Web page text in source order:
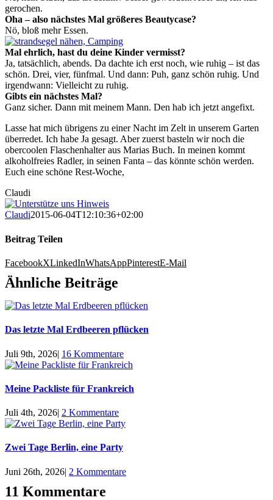
gerochen.
Oha – also nächstes Mal größeres Beautycase?
Nö, bloß mehr Essen.
Mal ehrlich, hast du deine Kinder vermisst?
Ja, tatsächlich, abends. Da dachte ich erst noch, wie ruhig – ist das
schön. Drei, vier, fünfmal. Und dann: Puh, ganz schön ruhig. Und
irgendwann: Vielleicht zu ruhig.
Gibts ein nächstes Mal?
Ganz sicher. Dann mit meinem Mann. Den hab ich jetzt angefixt.
Lasse hat mich übrigens zu einer Nacht im Zelt in unserem Garten
überredet. Ich habe Ja gesagt. Aber zuerst basteln wir noch die
obercoolen Flaschenhalter aus Marias Buch. In meinen kommt
alkoholfreies Radler, in seinen Fanta – das könnte schön werden.
Euch eine schöne Rest-Woche,
Claudi
Claudi2015-06-04T12:10:36+02:00
Beitrag Teilen
FacebookXLinkedInWhatsAppPinterestE-Mail
Ähnliche Beiträge
Das letzte Mal Erdbeeren pflücken
Juli 9th, 2026| 16 Kommentare
Meine Packliste für Frankreich
Juli 4th, 2026| 2 Kommentare
Zwei Tage Berlin, eine Party
Juni 26th, 2026| 2 Kommentare
11 Kommentare